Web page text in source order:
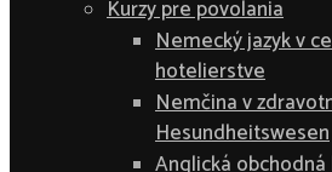
Kurzy pre povolania
Nemecký jazyk v
hotelierstve
Nemčina v
Hesundheitswesen
Anglická